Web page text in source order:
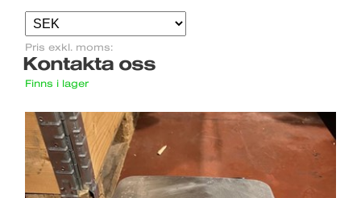
Pris exkl. moms:
Kontakta oss
Finns i lager